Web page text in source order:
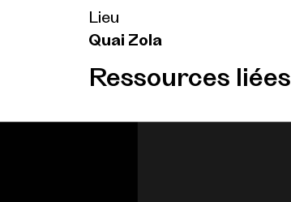
Lieu
Quai Zola
Ressources liées